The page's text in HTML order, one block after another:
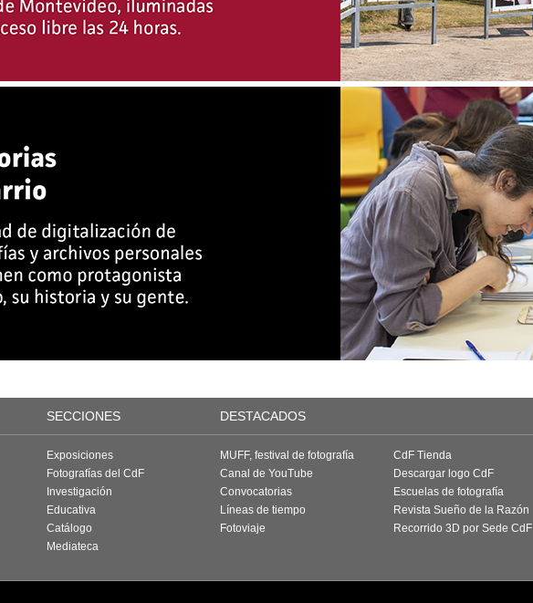
SECCIONES DESTACADOS
Exposiciones
Fotografías del CdF
Investigación
Educativa
Catálogo
Mediateca
MUFF, festival de fotografía
Canal de YouTube
Convocatorias
Líneas de tiempo
Fotoviaje
CdF Tienda
Descargar logo CdF
Escuelas de fotografía
Revista Sueño de la Razón
Recorrido 3D por Sede CdF